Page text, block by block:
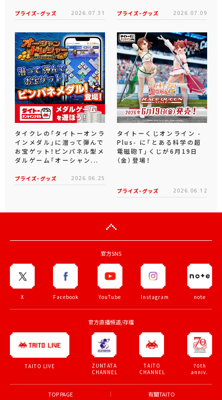
プライズ・グッズ 2026.07.31 プライズ・グッズ 2026.07.09
タイクレの「タイトーオンラ
インメダル」に潜って弾んで
お宝ゲット！ピンパネル型メ
ダルゲーム「オーシャン...
プライズ・グッズ 2026.06.25
タイトーくじオンライン -
Plus- に「とある科学の超
電磁砲T」くじが6月19日
（金）登場！
プライズ・グッズ 2026.06.12
官方SNS
X Facebook YouTube Instagram note
官方直播頻道/存檔
TAITO LIVE
ZUNTATA
CHANNEL
TAITO
CHANNEL
70th
anniv.
TOP PAGE 有關TAITO